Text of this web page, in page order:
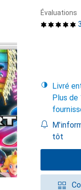
Évaluations
Livré
Plus de
tôt